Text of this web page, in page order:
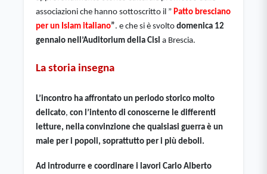
associazioni che hanno sottoscritto il ” Patto bresciano
per un Islam italiano”. e che si è svolto domenica 12
gennaio nell’Auditorium della Cisl a Brescia.
La storia insegna
L’incontro ha affrontato un periodo storico molto
delicato, con l’intento di conoscerne le differenti
letture, nella convinzione che qualsiasi guerra è un
male per i popoli, soprattutto per i più deboli.
Ad introdurre e coordinare i lavori Carlo Alberto